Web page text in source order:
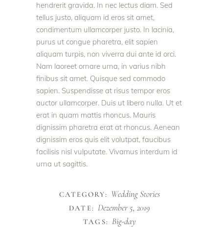
hendrerit gravida. In nec lectus diam. Sed
tellus justo, aliquam id eros sit amet,
condimentum ullamcorper justo. In lacinia,
purus ut congue pharetra, elit sapien
aliquam turpis, non viverra dui ante id orci.
Nam laoreet ornare urna, in varius nibh
finibus sit amet. Quisque sed commodo
sapien. Suspendisse at risus tempor eros
auctor ullamcorper. Duis ut libero nulla. Ut et
erat in quam mattis rhoncus. Mauris
dignissim pharetra erat at rhoncus. Aenean
dignissim eros quis elit volutpat, faucibus
facilisis nisl vulputate. Vivamus interdum id
urna ut sagittis.
CATEGORY: Wedding Stories
DATE: Dezember 5, 2019
TAGS: Big-day